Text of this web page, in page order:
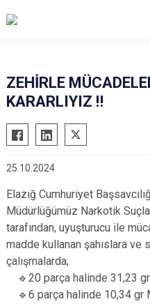
ZEHİRLE
KARARLIYIZ ‼️
25.10.2024
Elazığ Cumhuriyet
Müdürlüğümüz Narkotik
tarafından, uyuşturucu ile
madde kullanan şahıslara ve
çalışmalarda;
🔹20 parça halinde 31,23
🔹6 parça halinde 10,34 gr